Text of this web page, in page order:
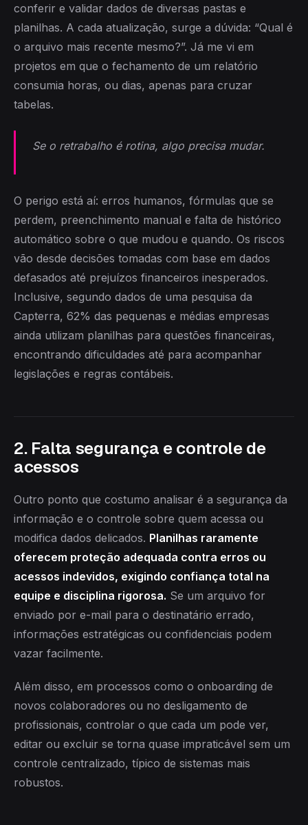
conferir e validar dados de diversas pastas e
planilhas. A cada atualização, surge a dúvida: “Qual é
o arquivo mais recente mesmo?”. Já me vi em
projetos em que o fechamento de um relatório
consumia horas, ou dias, apenas para cruzar
tabelas.
Se o retrabalho é rotina, algo precisa mudar.
O perigo está aí: erros humanos, fórmulas que se
perdem, preenchimento manual e falta de histórico
automático sobre o que mudou e quando. Os riscos
vão desde decisões tomadas com base em dados
defasados até prejuízos financeiros inesperados.
Inclusive, segundo dados de uma pesquisa da
Capterra, 62% das pequenas e médias empresas
ainda utilizam planilhas para questões financeiras,
encontrando dificuldades até para acompanhar
legislações e regras contábeis.
2. Falta segurança e controle de
acessos
Outro ponto que costumo analisar é a segurança da
informação e o controle sobre quem acessa ou
modifica dados delicados. Planilhas raramente
oferecem proteção adequada contra erros ou
acessos indevidos, exigindo confiança total na
equipe e disciplina rigorosa. Se um arquivo for
enviado por e-mail para o destinatário errado,
informações estratégicas ou confidenciais podem
vazar facilmente.
Além disso, em processos como o onboarding de
novos colaboradores ou no desligamento de
profissionais, controlar o que cada um pode ver,
editar ou excluir se torna quase impraticável sem um
controle centralizado, típico de sistemas mais
robustos.